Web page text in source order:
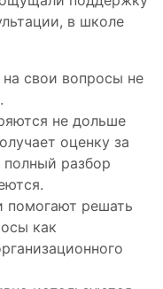
в школе
свои вопросы не
не дольше
оценку за
разбор
помогают решать
как